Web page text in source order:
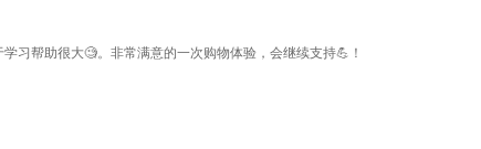
习帮助很大🧐。非常满意的一次购物体验，会继续支持💪！